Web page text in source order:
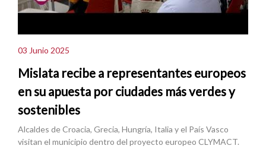
03 Junio 2025
Mislata recibe a representantes europeos
en su apuesta por ciudades más verdes y
sostenibles
Alcaldes de Croacia, Grecia, Hungría, Italia y el País Vasco
visitan el municipio dentro del proyecto europeo CLYMACT.